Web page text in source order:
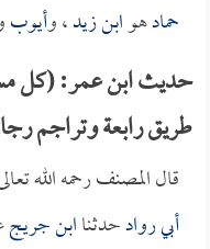
حمادهوابن زيد، وأيوب
حديث ابن عمر: (كل
طريق رابعة وتراجم
قال المصنف رحمه الله
أبي روادحدثناابن جريج